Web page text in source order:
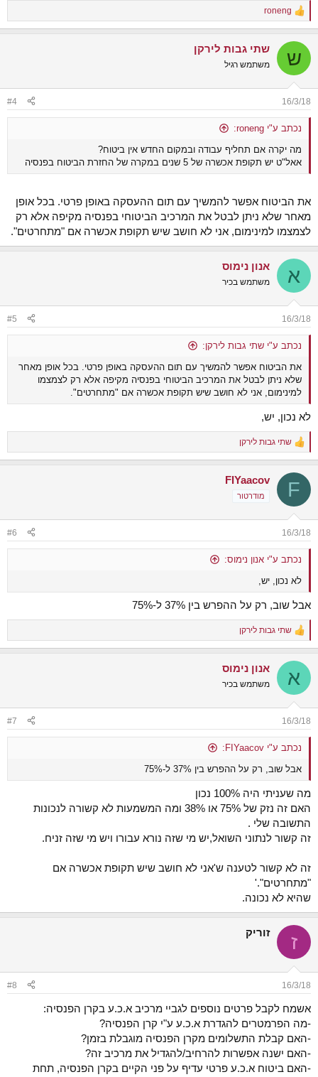
R
e
c
i
s
:
roneng
ש שתי גבות לירקן
משתמש רגיל
16/3/18
#4
נכתב ע"י roneng:
מה יקרה אם תחליף עבודה ובמקום החדש אין ביטוח?
אאל"ט יש תקופת אכשרה של 5 שנים במקרה של החזרת הביטוח בפנסיה
את הביטוח אפשר להמשיך עם תום ההעסקה באופן פרטי. בכל אופן
מאחר שלא ניתן לבטל את המרכיב הביטוחי בפנסיה מקיפה אלא רק
לצמצמו למינימום, אני לא חושב שיש תקופת אכשרה אם "מתחרטים".
א אנון נימוס
משתמש בכיר
16/3/18
#5
נכתב ע"י שתי גבות לירקן:
את הביטוח אפשר להמשיך עם תום ההעסקה באופן פרטי. בכל אופן מאחר
שלא ניתן לבטל את המרכיב הביטוחי בפנסיה מקיפה אלא רק לצמצמו
למינימום, אני לא חושב שיש תקופת אכשרה אם "מתחרטים".
לא נכון, יש,
R
e
c
i
s
:
שתי גבות לירקן
F
FIYaacov
מודרטור
16/3/18
#6
נכתב ע"י אנון נימוס:
לא נכון, יש,
אבל שוב, רק על ההפרש בין 37% ל-75%
R
e
c
i
s
:
שתי גבות לירקן
א אנון נימוס
משתמש בכיר
16/3/18
#7
נכתב ע"י FIYaacov:
אבל שוב, רק על ההפרש בין 37% ל-75%
מה שעניתי היה 100% נכון
האם זה נזק של 75% או 38% ומה המשמעות לא קשורה לנכונות
התשובה שלי .
זה קשור לנתוני השואל,יש מי שזה נורא עבורו ויש מי שזה זניח.
זה לא קשור לטענה ש'אני לא חושב שיש תקופת אכשרה אם
"מתחרטים".'
שהיא לא נכונה.
ז זוריק
16/3/18
#8
אשמח לקבל פרטים נוספים לגביי מרכיב א.כ.ע בקרן הפנסיה:
-מה הפרמטרים להגדרת א.כ.ע ע"י קרן הפנסיה?
-האם קבלת התשלומים מקרן הפנסיה מוגבלת בזמן?
-האם ישנה אפשרות להרחיב/להגדיל את מרכיב זה?
-האם ביטוח א.כ.ע פרטי עדיף על פני הקיים בקרן הפנסיה, תחת